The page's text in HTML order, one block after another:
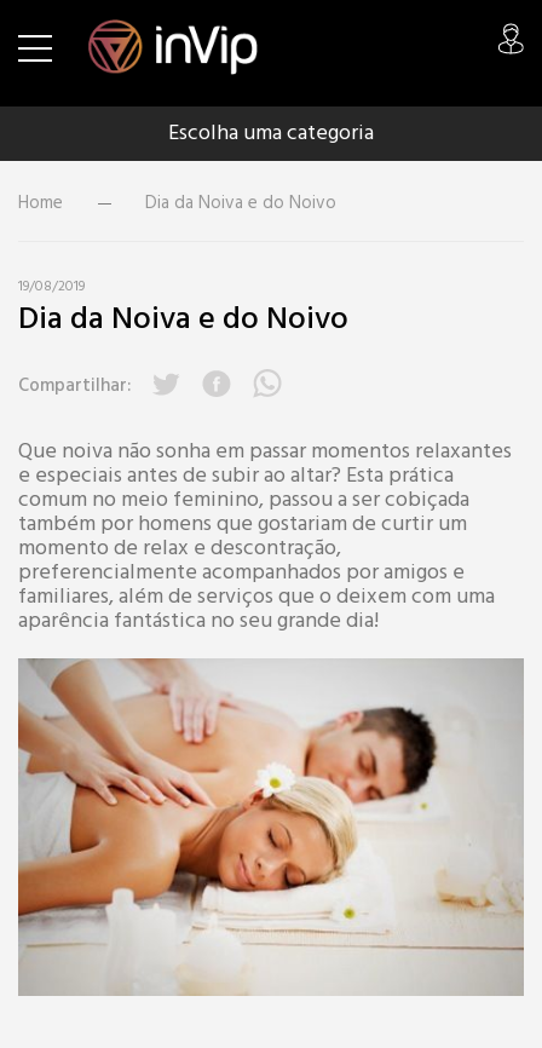
Escolha uma categoria
Home Dia da Noiva e do Noivo
19/08/2019
Dia da Noiva e do Noivo
Compartilhar:
Que noiva não sonha em passar momentos relaxantes
e especiais antes de subir ao altar? Esta prática
comum no meio feminino, passou a ser cobiçada
também por homens que gostariam de curtir um
momento de relax e descontração,
preferencialmente acompanhados por amigos e
familiares, além de serviços que o deixem com uma
aparência fantástica no seu grande dia!